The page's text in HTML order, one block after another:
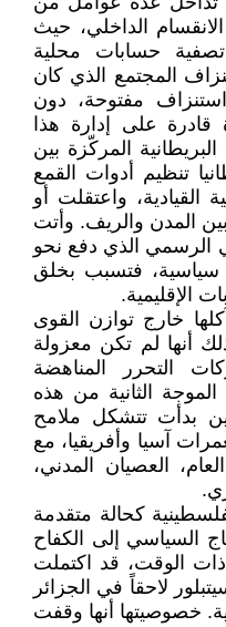
الداخلي، حيث
حسابات محلية
المجتمع الذي كان
مفتوحة، دون
على إدارة هذا
المركّزة بين
تنظيم أدوات القمع
القيادية، واعتقلت أو
المدن والريف. وأتت
الرسمي الذي دفع نحو
سياسية، فتسبب بخلق
الإقليمية.
خارج توازن القوى
أنها لم تكن معزولة
التحرر المناهضة
الثانية من هذه
بين 1920 و1945، حين بدأت تتشكل ملامح
آسيا وأفريقيا، مع
العصيان المدني،
كحالة متقدمة
السياسي إلى الكفاح
الوقت، قد اكتملت
لاحقاً في الجزائر
خصوصيتها أنها وقفت